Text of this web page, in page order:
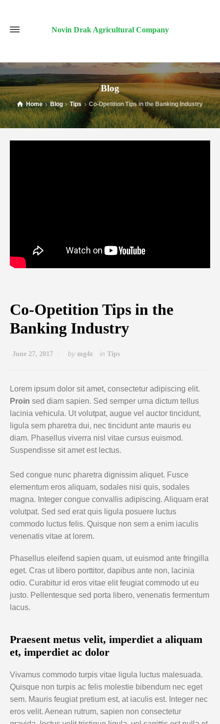
Novin Drak Agricultural Company
Blog
Home Blog Tips Co-Opetition Tips in the Banking Industry
Co-Opetition Tips in the
Banking Industry
June 27, 2017 by mg4z in Tips
Lorem ipsum dolor sit amet, consectetur adipiscing elit.
Proin sed diam sapien. Sed semper urna dictum tellus
lacinia vehicula. Ut volutpat, augue vel auctor tincidunt,
ligula sem pharetra dui, nec tincidunt ante mauris eu
diam. Phasellus viverra nisl vitae cursus euismod.
Suspendisse sit amet est lectus.
Sed congue nunc pharetra dignissim aliquet. Fusce
elementum eros aliquam, sodales nisi quis, sodales
magna. Integer congue convallis adipiscing. Aliquam erat
volutpat. Sed sed erat quis ligula posuere luctus
commodo luctus felis. Quisque non sem a enim iaculis
venenatis vitae at lorem.
Phasellus eleifend sapien quam, ut euismod ante fringilla
eget. Cras ut libero porttitor, dapibus ante non, lacinia
odio. Curabitur id eros vitae elit feugiat commodo ut eu
justo. Pellentesque sed porta libero, venenatis fermentum
lacus.
Praesent metus velit, imperdiet a aliquam
et, imperdiet ac dolor
Vivamus commodo turpis vitae ligula luctus malesuada.
Quisque non turpis ac felis molestie bibendum nec eget
sem. Mauris feugiat pretium est, at iaculis est. Integer nec
eros velit. Aenean rutrum, sapien non consectetur